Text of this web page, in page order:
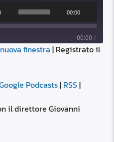
00:00
00:00 /
finestra | Registrato il
Podcasts| RSS|
il direttore Giovanni